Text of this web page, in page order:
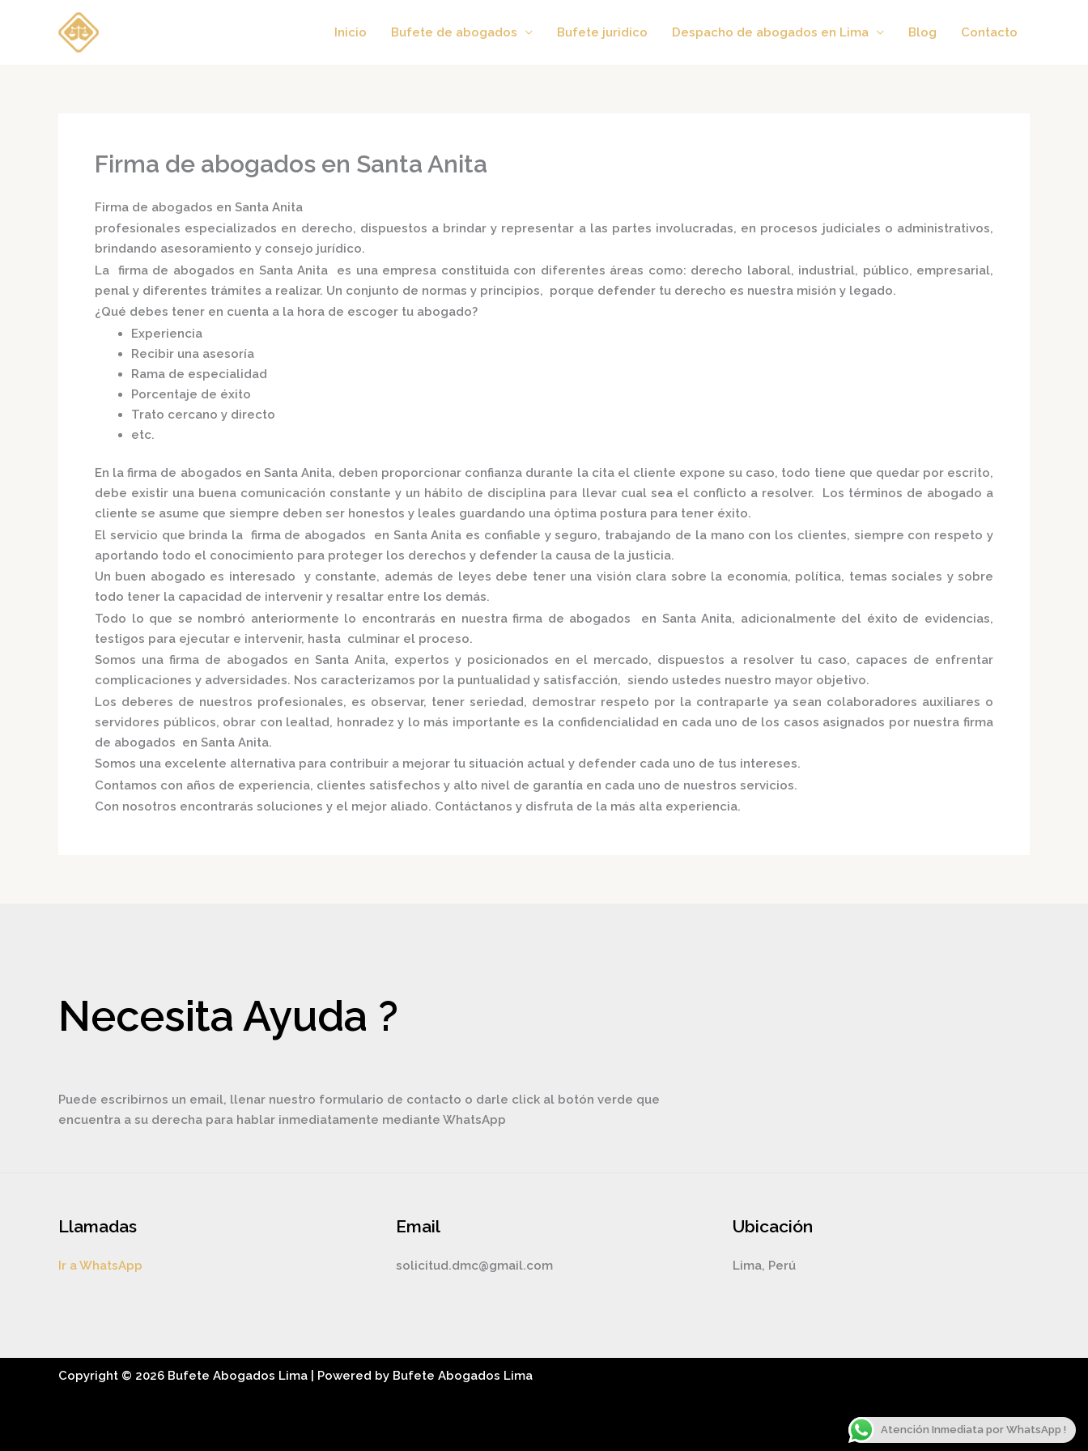
Inicio Bufete de abogados Bufete juridico Despacho de abogados en Lima Blog Contacto
Firma de abogados en Santa Anita
Firma de abogados en Santa Anita
profesionales especializados en derecho, dispuestos a brindar y representar a las partes involucradas, en procesos judiciales o administrativos,
brindando asesoramiento y consejo jurídico.
La firma de abogados en Santa Anita
es una empresa constituida con diferentes áreas como: derecho laboral, industrial, público, empresarial,
penal y diferentes trámites a realizar. Un conjunto de normas y principios, porque defender tu derecho es nuestra misión y legado.
¿Qué debes tener en cuenta a la hora de escoger tu abogado?
Experiencia
Recibir una asesoría
Rama de especialidad
Porcentaje de éxito
Trato cercano y directo
etc.
En lafirma de abogados en Santa Anita, deben proporcionar confianza durante la cita el cliente expone su caso, todo tiene que quedar por escrito,
debe existir una buena comunicación constante y un hábito de disciplina para llevar cual sea el conflicto a resolver. Los términos de abogado a
cliente se asume que siempre deben ser honestos y leales guardando una óptima postura para tener éxito.
El servicio que brinda la firma de abogados en Santa Anita es confiable y seguro, trabajando de la mano con los clientes, siempre con respeto y
aportando todo el conocimiento para proteger los derechos y defender la causa de la justicia.
Un buen abogado es interesado y constante, además de leyes debe tener una visión clara sobre la economía, política, temas sociales y sobre
todo tener la capacidad de intervenir y resaltar entre los demás.
Todo lo que se nombró anteriormente lo encontrarás en nuestrafirma de abogados en Santa Anita, adicionalmente del éxito de evidencias,
testigos para ejecutar e intervenir, hasta culminar el proceso.
Somos una firma de abogados en Santa Anita, expertos y posicionados en el mercado, dispuestos a resolver tu caso, capaces de enfrentar
complicaciones y adversidades. Nos caracterizamos por la puntualidad y satisfacción, siendo ustedes nuestro mayor objetivo.
Los deberes de nuestros profesionales, es observar, tener seriedad, demostrar respeto por la contraparte ya sean colaboradores auxiliares o
servidores públicos, obrar con lealtad, honradez y lo más importante es la confidencialidad en cada uno de los casos asignados por nuestra firma
de abogados en Santa Anita.
Somos una excelente alternativa para contribuir a mejorar tu situación actual y defender cada uno de tus intereses.
Contamos con años de experiencia, clientes satisfechos y alto nivel de garantía en cada uno de nuestros servicios.
Con nosotros encontrarás soluciones y el mejor aliado. Contáctanos y disfruta de la más alta experiencia.
Necesita Ayuda ?
Puede escribirnos un email, llenar nuestro formulario de contacto o darle click al botón verde que
encuentra a su derecha para hablar inmediatamente mediante WhatsApp
Llamadas
Ir a WhatsApp
Email
solicitud.dmc@gmail.com
Ubicación
Lima, Perú
Copyright © 2026 Bufete Abogados Lima | Powered by Bufete Abogados Lima
Atención Inmediata por WhatsApp !